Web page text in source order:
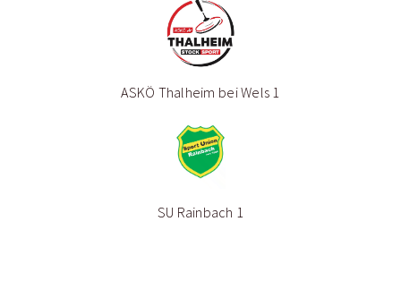
ASKÖ Thalheim bei Wels 1
SU Rainbach 1